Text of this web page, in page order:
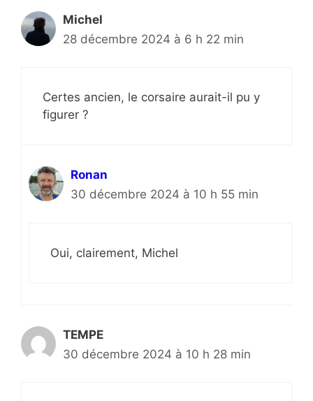
Michel
28 décembre 2024 à 6 h 22 min
Certes ancien, le corsaire aurait-il pu y
figurer ?
Ronan
30 décembre 2024 à 10 h 55 min
Oui, clairement, Michel
TEMPE
30 décembre 2024 à 10 h 28 min